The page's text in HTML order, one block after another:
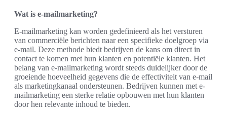
Wat is e-mailmarketing?
E-mailmarketing kan worden gedefinieerd als het versturen
van commerciële berichten naar een specifieke doelgroep via
e-mail. Deze methode biedt bedrijven de kans om direct in
contact te komen met hun klanten en potentiële klanten. Het
belang van e-mailmarketing wordt steeds duidelijker door de
groeiende hoeveelheid gegevens die de effectiviteit van e-mail
als marketingkanaal ondersteunen. Bedrijven kunnen met e-
mailmarketing een sterke relatie opbouwen met hun klanten
door hen relevante inhoud te bieden.